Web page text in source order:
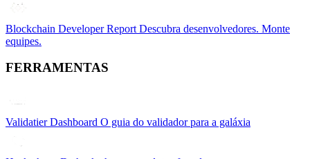
Blockchain Developer Report Descubra desenvolvedores. Monte
equipes.
FERRAMENTAS
Validatier Dashboard O guia do validador para a galáxia